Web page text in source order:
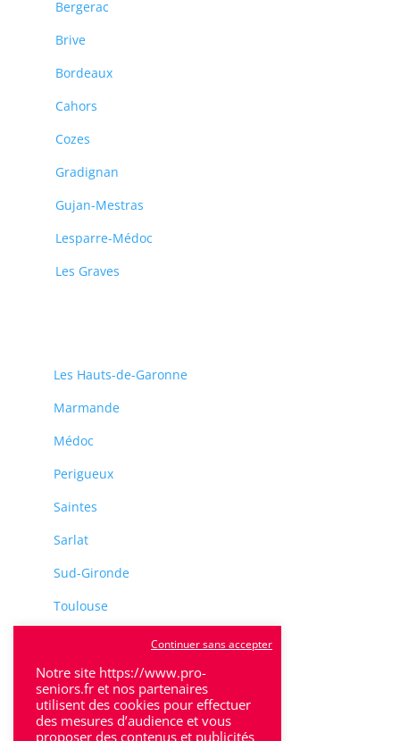
Bergerac
Brive
Bordeaux
Cahors
Cozes
Gradignan
Gujan-Mestras
Lesparre-Médoc
Les Graves
Les Hauts-de-Garonne
Marmande
Médoc
Perigueux
Saintes
Sarlat
Sud-Gironde
Toulouse
Villeneuve-Sur-Lot
Notre site https://www.pro-
seniors.fr et nos partenaires
utilisent des cookies pour effectuer
des mesures d’audience et vous
proposer des contenus et publicités
Continuer sans accepter